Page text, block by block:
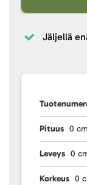
Jäljellä
Pituus 0 cm
Leveys 0
Korkeus 0